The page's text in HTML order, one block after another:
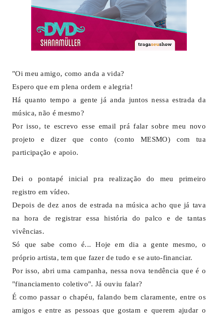
"Oi meu amigo, como anda a vida?
Espero que em plena ordem e alegria!
Há quanto tempo a gente já anda juntos nessa estrada da
música, não é mesmo?
Por isso, te escrevo esse email prá falar sobre meu novo
projeto e dizer que conto (conto MESMO) com tua
participação e apoio.
Dei o pontapé inicial pra realização do meu primeiro
registro em vídeo.
Depois de dez anos de estrada na música acho que já tava
na hora de registrar essa história do palco e de tantas
vivências.
Só que sabe como é... Hoje em dia a gente mesmo, o
próprio artista, tem que fazer de tudo e se auto-financiar.
Por isso, abri uma campanha, nessa nova tendência que é o
"financiamento coletivo". Já ouviu falar?
É como passar o chapéu, falando bem claramente, entre os
amigos e entre as pessoas que gostam e querem ajudar o